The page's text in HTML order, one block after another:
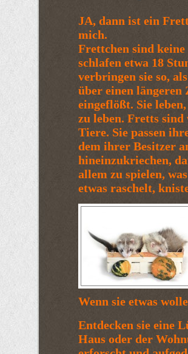
JA, dann ist ein
mich.
Frettchen sind
schlafen etwa 18
verbringen sie so,
über einen längeren
eingeflößt. Sie
zu leben. Fretts
Tiere. Sie passen
dem ihrer Besitzer
hineinzukriechen,
allem zu spielen,
etwas raschelt,
Wenn sie etwas
Entdecken sie eine
Haus oder der